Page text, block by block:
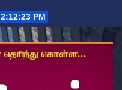
2:12:24 PM